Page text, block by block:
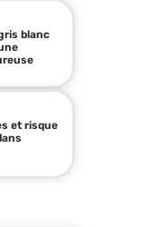
blanc
et risque